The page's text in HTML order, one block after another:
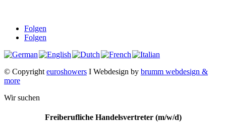
Folgen
Folgen
© Copyright euroshowers I Webdesign by brumm webdesign &
more
Wir suchen
Freiberufliche Handelsvertreter (m/w/d)